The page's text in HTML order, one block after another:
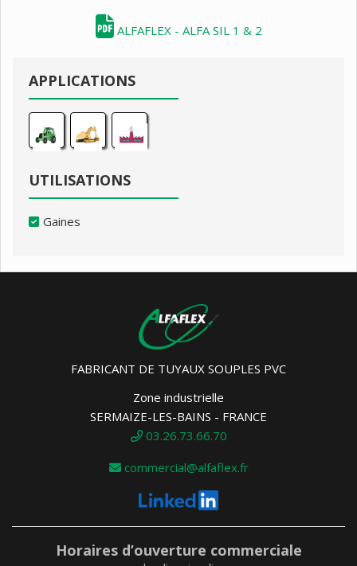
ALFAFLEX - ALFA SIL 1 & 2
APPLICATIONS
UTILISATIONS
Gaines
FABRICANT DE TUYAUX SOUPLES PVC
Zone industrielle
SERMAIZE-LES-BAINS - FRANCE
03.26.73.66.70
commercial@alfaflex.fr
Horaires d’ouverture commerciale